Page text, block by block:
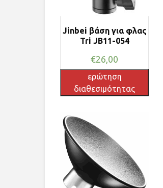
Jinbei βάση για φλας
Tri JB11-054
€26,00
ερώτηση
διαθεσιμότητας